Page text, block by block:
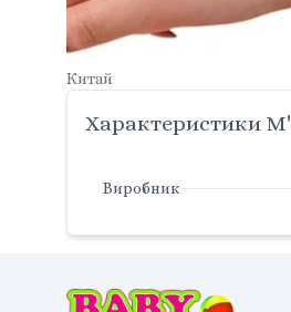
Китай
Характеристики
Виробник